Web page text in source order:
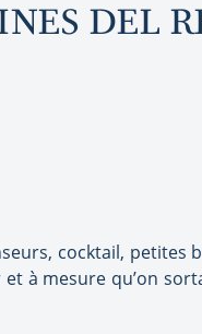
DEL
cocktail, petites
à mesure qu’on